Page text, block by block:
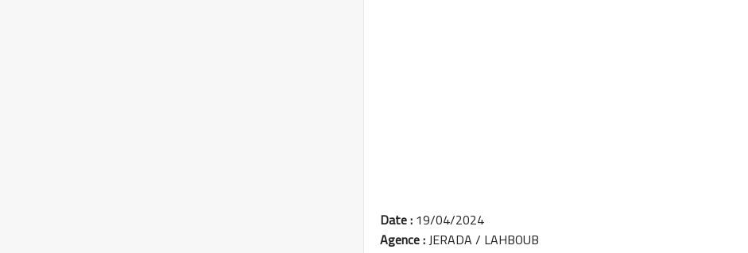
Date :19/04/2024
Agence :JERADA / LAHBOUB